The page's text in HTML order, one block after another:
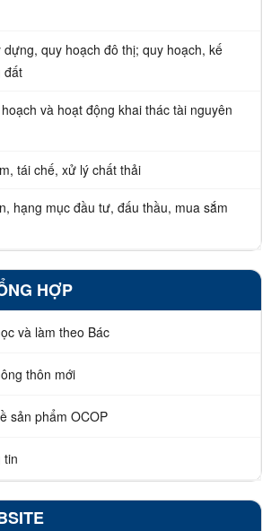
dựng, quy hoạch đô thị; quy hoạch, kế
đất
và hoạt động khai thác tài nguyên
tái chế, xử lý chất thải
hạng mục đầu tư, đấu thầu, mua sắm
HỢP
và làm theo Bác
thôn mới
sản phẩm OCOP
tin